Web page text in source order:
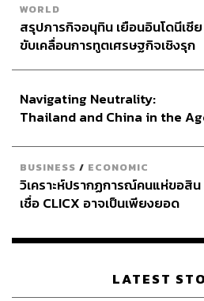
WORLD
สรุปภารกิจอนุทิน เยือนอินโดนีเซีย
ขับเคลื่อนการทูตเศรษฐกิจเชิงรุก
Navigating Neutrality:
Thailand and China in the
BUSINESS / ECONOMIC
วิเคราะห์ปรากฏการณ์คนแห่ขอสิน
เชื่อ CLICX อาจเป็นเพียงยอด
เรือนไทยที่ถูกซุกไว้
LATEST